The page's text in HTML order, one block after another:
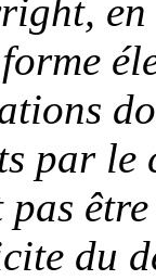
par le
du